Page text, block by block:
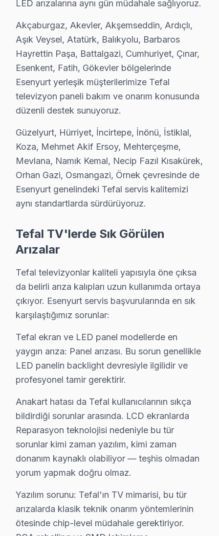
Esenyurt Diğer Marka Servisleri
· Esenyurt Sony
· Esenyurt Philips
· Esenyurt Panasonic
· Esenyurt Toshiba
Esenyurt Tefal Servis: En Çok Sorulan
Esenyurt Tefal panel tamirinde iki kritik bilgi: (1)
Esenyurt, İstanbul’un kuzeybatısında yer alan,
Coğrafi konumu itibarıyla Esenyurt, İstanbul’un
Esenyurt’ta Tefal markasına ait televizyonların
İlçede gözlemlenen bir diğer ilgi çekici durum, belirli
Tefal TV'nin Esenyurt'deki Yeri
Esenyurt bölgesinde en sık karşılaşılan Tefal
Birinci sırada panel arızaları bulunuyor. Panel
İkinci sırada anakart sorunları yer alıyor. Ekranın
Üçüncü sorun, güç kartı arızaları. Televizyonun
Dördüncü sıralamada backlight problemleri
Son olarak, yazılım sorunları öne çıkıyor. Cihazın
Bütün bu teknik sorunlar, Tefal televizyonunuz
Esenyurt ve Elektronik Tüketim Tarihi
Akçaburgaz, yenilikçi yaşam alanlarıyla dikkat çektiği
Akevler'de Tefal TV Servisi
LED arızalarına aynı gün müdahale sağlıyoruz.
Akçaburgaz, Akevler, Akşemseddin, Ardıçlı,
Aşık Veysel, Atatürk, Balıkyolu, Barbaros
Hayrettin Paşa, Battalgazi, Cumhuriyet, Çınar,
Esenkent, Fatih, Gökevler bölgelerinde
Esenyurt yerleşik müşterilerimize Tefal
televizyon paneli bakım ve onarım konusunda
düzenli destek sunuyoruz.
Güzelyurt, Hürriyet, İncirtepe, İnönü, İstiklal,
Koza, Mehmet Akif Ersoy, Mehterçeşme,
Mevlana, Namık Kemal, Necip Fazıl Kısakürek,
Orhan Gazi, Osmangazi, Örnek çevresinde de
Esenyurt genelindeki Tefal servis kalitemizi
aynı standartlarda sürdürüyoruz.
Tefal TV'lerde Sık Görülen
Arızalar
Tefal televizyonlar kaliteli yapısıyla öne çıksa
da belirli arıza kalıpları uzun kullanımda ortaya
çıkıyor. Esenyurt servis başvurularında en sık
karşılaştığımız sorunlar:
Tefal ekran ve LED panel modellerde en
yaygın arıza: Panel arızası. Bu sorun genellikle
LED panelin backlight devresiyle ilgilidir ve
profesyonel tamir gerektirir.
Anakart hatası da Tefal kullanıcılarının sıkça
bildirdiği sorunlar arasında. LCD ekranlarda
Reparasyon teknolojisi nedeniyle bu tür
sorunlar kimi zaman yazılım, kimi zaman
donanım kaynaklı olabiliyor — teşhis olmadan
yorum yapmak doğru olmaz.
Yazılım sorunu: Tefal'ın TV mimarisi, bu tür
arızalarda klasik teknik onarım yöntemlerinin
ötesinde chip-level müdahale gerektiriyor.